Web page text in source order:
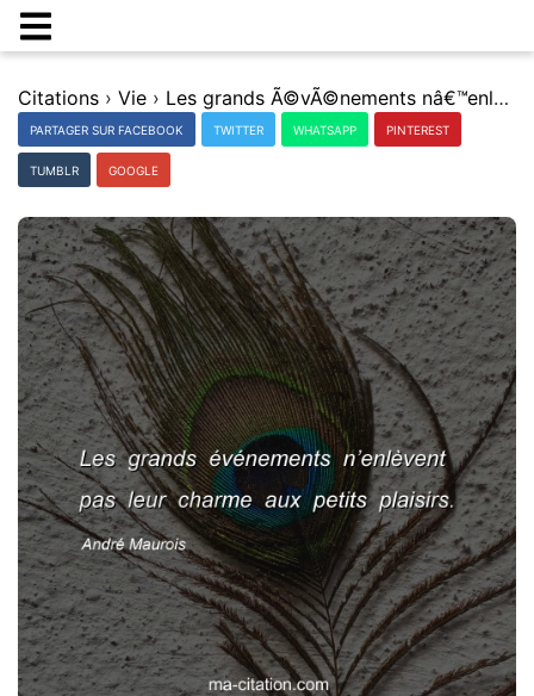
Citations › Vie › Les grands Ã©vÃ©nements nâ€™enlÃ¨vent pas leur charme aux petits plaisirs.
PARTAGER SUR FACEBOOK TWITTER WHATSAPP PINTEREST
TUMBLR GOOGLE